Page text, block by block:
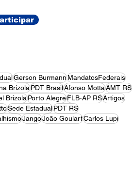
Gerson BurmannMandatosFederais
BrizolaPDT BrasilAfonso MottaAMT RS
BrizolaPorto AlegreFLB-AP RSArtigos
Sede EstadualPDT RS
JangoJoão GoulartCarlos Lupi